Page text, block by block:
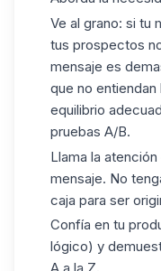
Ve al grano: si tu
tus prospectos
mensaje es
que no
equilibrio
pruebas A/B.
Llama la atención
mensaje. No
caja para ser
Confía en tu
lógico) y